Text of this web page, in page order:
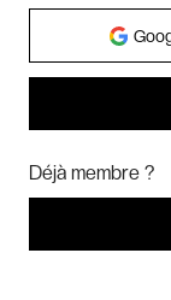
Hôtels par villes
Déjà membre ?
Marketing? Vous
Je refuse